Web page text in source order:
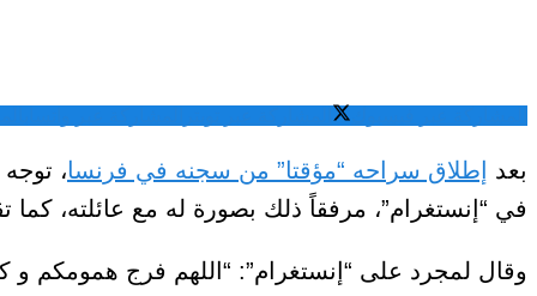
بعد إطلاق سراحه “مؤقتا” من سجنه في فرنسا،
في “إنستغرام”، مرفقاً ذلك بصورة له مع عائلته،
وقال لمجرد على “إنستغرام”: “اللهم فرج همومكم و